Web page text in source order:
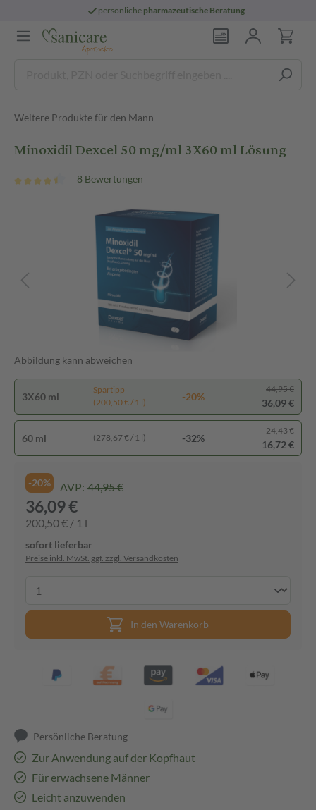
persönlichepharmazeutische Beratung
Weitere Produkte für den Mann
Minoxidil Dexcel 50 mg/ml 3X60 ml Lösung
8 Bewertungen
Abbildung kann abweichen
3X60 ml
Spartipp
(200,50 € / 1 l)
-20%
44,95 €
36,09 €
60 ml (278,67 € / 1 l) -32%
24,43 €
16,72 €
-20% AVP: 44,95 €
36,09 €
200,50 € / 1 l
sofort lieferbar
Preise inkl. MwSt. ggf. zzgl. Versandkosten
In den Warenkorb
Persönliche Beratung
Zur Anwendung auf der Kopfhaut
Für erwachsene Männer
Leicht anzuwenden